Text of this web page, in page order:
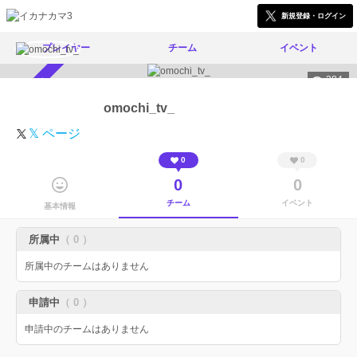
新規登録・ログイン
プレイヤー チーム イベント
284
omochi_tv_
𝕏 ページ
基本情報
0
0
チーム
0
0
イベント
所属中 （ 0 ）
所属中のチームはありません
申請中 （ 0 ）
申請中のチームはありません